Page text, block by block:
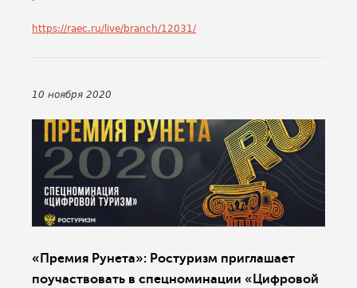
https://raec.ru/live/branch/12031/
10 ноября 2020
«Премия Рунета»: Ростуризм приглашает
поучаствовать в спецноминации «Цифровой